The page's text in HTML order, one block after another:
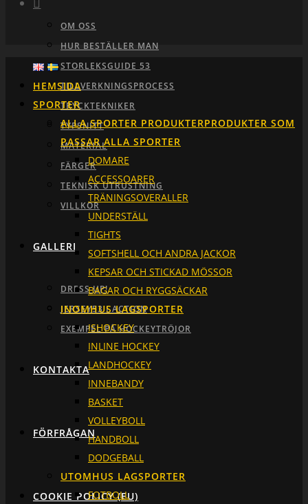
OM OSS
HUR BESTÄLLER MAN
STORLEKSGUIDE 53
TILLVERKNINGSPROCESS
TRYCKTEKNIKER
TYPSNITT
MATERIAL
FÄRGER
TEKNISK UTRUSTNING
VILLKOR
GALLERI
DRESS UP!
JERSEY53 I ACTION
EXEMPEL PÅ HOCKEYTRÖJOR
KONTAKTA
FÖRFRÅGAN
COOKIE POLICY (EU)
HEMSIDA
SPORTER
ALLA SPORTER PRODUKTERPRODUKTER SOM
PASSAR ALLA SPORTER
DOMARE
ACCESSOARER
TRÄNINGSOVERALLER
UNDERSTÄLL
TIGHTS
SOFTSHELL OCH ANDRA JACKOR
KEPSAR OCH STICKAD MÖSSOR
BAGAR OCH RYGGSÄCKAR
INOMHUS LAGSPORTER
ISHOCKEY
INLINE HOCKEY
LANDHOCKEY
INNEBANDY
BASKET
VOLLEYBOLL
HANDBOLL
DODGEBALL
UTOMHUS LAGSPORTER
FOTBOLL